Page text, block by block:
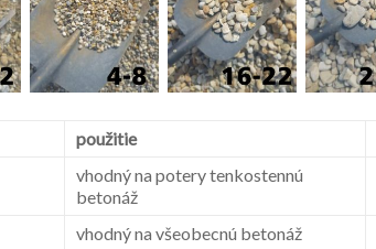
použitie
vhodný na potery tenkostennú
betonáž
vhodný na všeobecnú betonáž